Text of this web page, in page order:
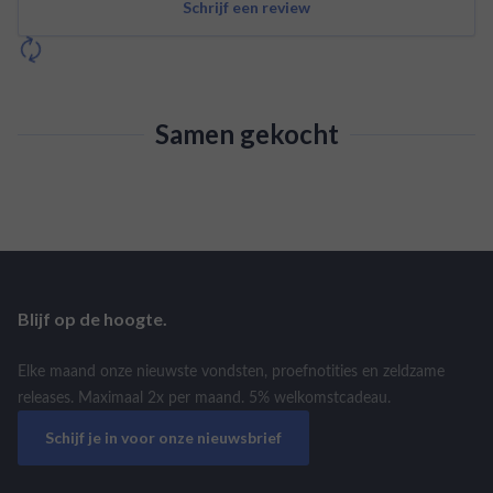
Schrijf een review
Samen gekocht
Blijf op de hoogte.
Elke maand onze nieuwste vondsten, proefnotities en zeldzame
releases. Maximaal 2x per maand. 5% welkomstcadeau.
Schijf je in voor onze nieuwsbrief